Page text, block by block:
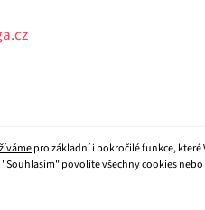
pro základní i pokročilé funkce,
povolíte všechny cookies